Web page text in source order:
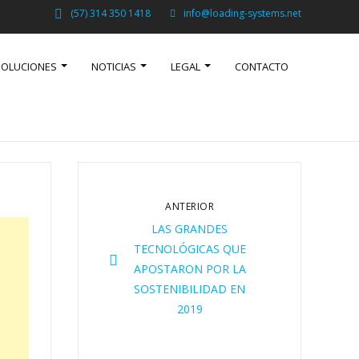
(57) 314 350 1418 info@loading-systems.net
NOTICIAS LEGAL CONTACTO
ANTERIOR
LAS GRANDES
TECNOLÓGICAS QUE
APOSTARON POR LA
SOSTENIBILIDAD EN
2019